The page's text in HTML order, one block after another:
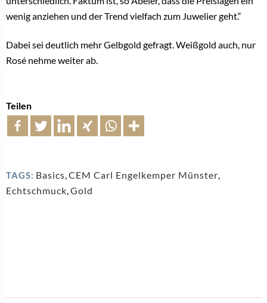
wenig anziehen und der Trend vielfach zum Juwelier geht.“
Dabei sei deutlich mehr Gelbgold gefragt. Weißgold auch, nur
Rosé nehme weiter ab.
Teilen
TAGS: Basics,CEM Carl Engelkemper Münster,
Echtschmuck,Gold